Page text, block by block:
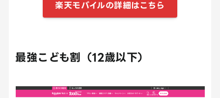
楽天モバイルの詳細はこちら
最強こども割（12歳以下）